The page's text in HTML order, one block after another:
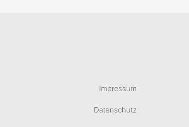
Impressum
Datenschutz